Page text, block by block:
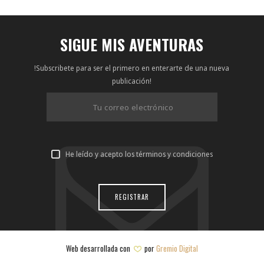
SIGUE MIS AVENTURAS
!Subscribete para ser el primero en enterarte de una nueva
publicación!
He leído y acepto los términos y condiciones
Web desarrollada con porGremio Digital